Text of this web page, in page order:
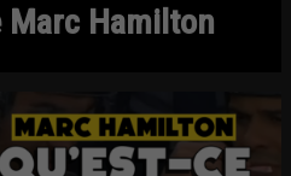
Marc Hamilton